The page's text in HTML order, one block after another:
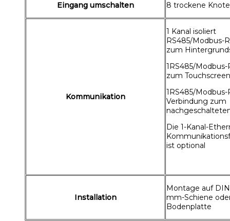
Eingang umschalten 8 trockene
Kommunikation
1 Kanal isoliert
RS485/Modbus-
zum
1RS485/Modbus-
zum Touchscreen
1RS485/Modbus-
Verbindung zum
Die 1-Kanal-
ist optional
Installation
Montage auf
mm-Schiene
Bodenplatte